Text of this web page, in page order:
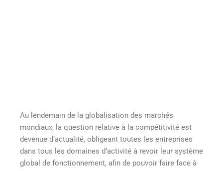
Au lendemain de la globalisation des marchés
mondiaux, la question relative à la compétitivité est
devenue d’actualité, obligeant toutes les entreprises
dans tous les domaines d’activité à revoir leur système
global de fonctionnement, afin de pouvoir faire face à